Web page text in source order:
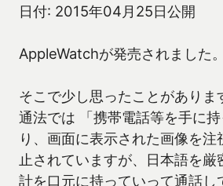
日付: 2015年04月25日公開
AppleWatchが発売されました。
そこで少し思ったことがありま
通法では 「携帯電話等を手に
り、画面に表示された画像を注
止されていますが、日本語を
計を口元に持っていって通話し